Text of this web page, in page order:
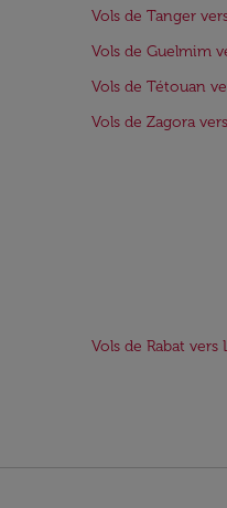
Vols de Tanger
Vols de Guelmim
Vols de Tétouan
Vols de Zagora
Vols de Rabat